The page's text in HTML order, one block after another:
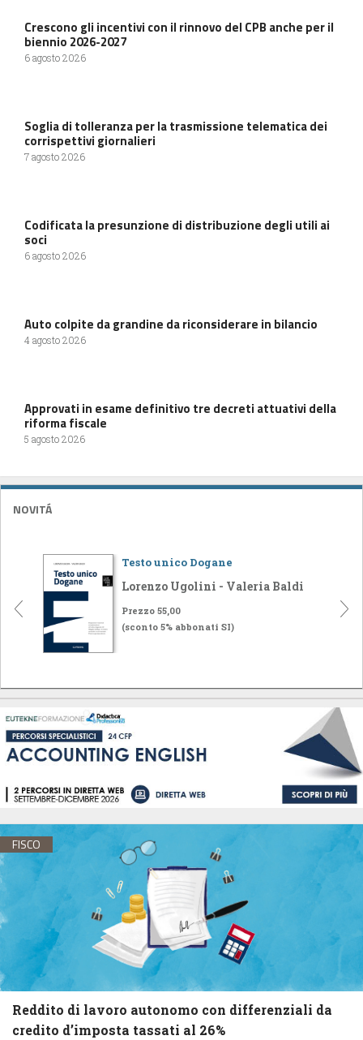
Crescono gli incentivi con il rinnovo del CPB anche per il
biennio 2026-2027
6 agosto 2026
Soglia di tolleranza per la trasmissione telematica dei
corrispettivi giornalieri
7 agosto 2026
Codificata la presunzione di distribuzione degli utili ai
soci
6 agosto 2026
Auto colpite da grandine da riconsiderare in bilancio
4 agosto 2026
Approvati in esame definitivo tre decreti attuativi della
riforma fiscale
5 agosto 2026
NOVITÁ
Testo unico Dogane
Lorenzo Ugolini - Valeria Baldi
Prezzo 55,00
(sconto 5% abbonati SI)
FISCO
Reddito di lavoro autonomo con differenziali da
credito d’imposta tassati al 26%